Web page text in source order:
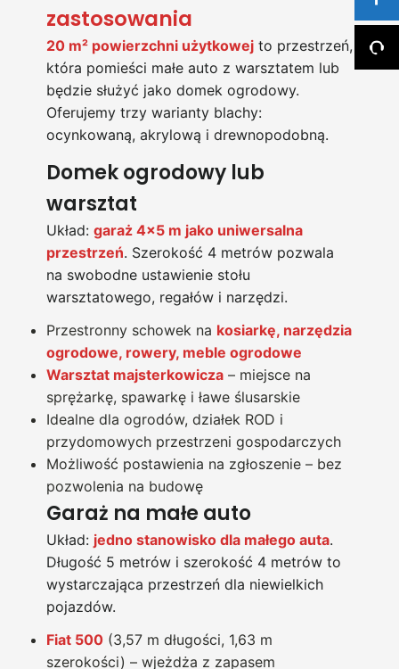
zastosowania
20 m² powierzchni użytkowej to przestrzeń,
która pomieści małe auto z warsztatem lub
będzie służyć jako domek ogrodowy.
Oferujemy trzy warianty blachy:
ocynkowaną, akrylową i drewnopodobną.
Domek ogrodowy lub
warsztat
Układ: garaż 4×5 m jako uniwersalna
przestrzeń. Szerokość 4 metrów pozwala
na swobodne ustawienie stołu
warsztatowego, regałów i narzędzi.
Przestronny schowek na kosiarkę, narzędzia
ogrodowe, rowery, meble ogrodowe
Warsztat majsterkowicza – miejsce na
sprężarkę, spawarkę i ławe ślusarskie
Idealne dla ogrodów, działek ROD i
przydomowych przestrzeni gospodarczych
Możliwość postawienia na zgłoszenie – bez
pozwolenia na budowę
Garaż na małe auto
Układ: jedno stanowisko dla małego auta.
Długość 5 metrów i szerokość 4 metrów to
wystarczająca przestrzeń dla niewielkich
pojazdów.
Fiat 500 (3,57 m długości, 1,63 m
szerokości) – wjeżdża z zapasem